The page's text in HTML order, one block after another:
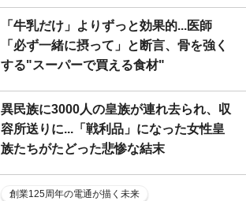
「牛乳だけ」よりずっと効果的...医師
「必ず一緒に摂って」と断言、骨を強く
する"スーパーで買える食材"
異民族に3000人の皇族が連れ去られ、収
容所送りに...「戦利品」になった女性皇
族たちがたどった悲惨な結末
創業125周年の電通が描く未来